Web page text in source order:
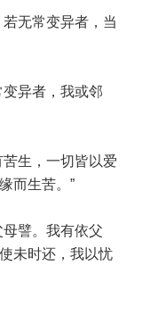
无常变异者，当
异者，我或邻
生，一切皆以爱
而生苦。”
譬。我有依父
未时还，我以忧